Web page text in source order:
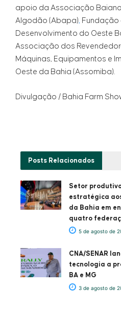
apoio da Associação
Algodão (Abapa), Fundação
Desenvolvimento do Oeste
Associação dos
Máquinas, Equipamentos e
Oeste da Bahia (Assomiba).
Divulgação / Bahia Farm
Posts Relacionados
Setor
estratégica
da Bahia em
quatro
5 de agosto de
CNA/SENAR
tecnologia a
BA e MG
3 de agosto de